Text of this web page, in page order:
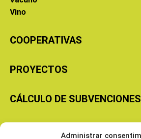
Administrar
Vino
COOPERATIVAS
PROYECTOS
CÁLCULO DE SUBVENCIONES